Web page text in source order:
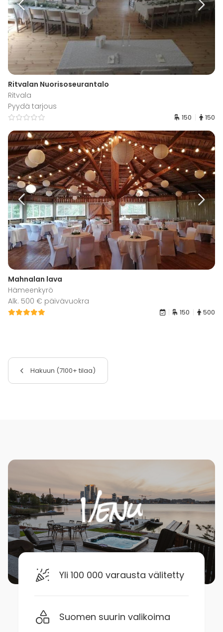
Ritvalan Nuorisoseurantalo
Ritvala
Pyydä tarjous
150 150
Mahnalan lava
Hämeenkyrö
Alk. 500 € päivävuokra
150 500
Hakuun (7100+ tilaa)
Yli 100 000 varausta välitetty
Suomen suurin valikoima